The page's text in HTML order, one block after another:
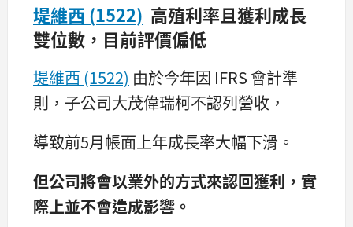
堤維西 (1522) 高殖利率且獲利成長
雙位數，目前評價偏低
堤維西 (1522) 由於今年因 IFRS 會計準
則，子公司大茂偉瑞柯不認列營收，
導致前5月帳面上年成長率大幅下滑。
但公司將會以業外的方式來認回獲利，實
際上並不會造成影響。